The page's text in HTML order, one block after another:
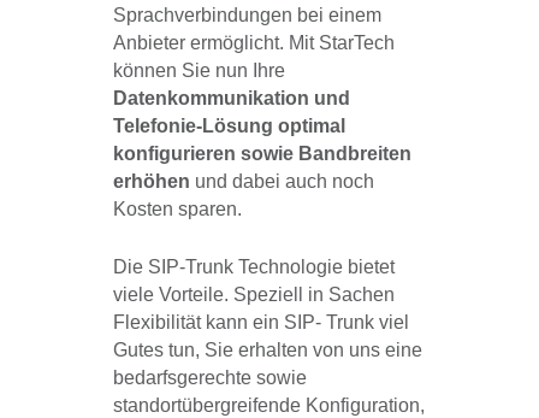
Sprachverbindungen bei einem
Anbieter ermöglicht. Mit StarTech
können Sie nun Ihre
Datenkommunikation und
Telefonie-Lösung optimal
konfigurieren sowie Bandbreiten
erhöhen und dabei auch noch
Kosten sparen.
Die SIP-Trunk Technologie bietet
viele Vorteile. Speziell in Sachen
Flexibilität kann ein SIP- Trunk viel
Gutes tun, Sie erhalten von uns eine
bedarfsgerechte sowie
standortübergreifende Konfiguration,